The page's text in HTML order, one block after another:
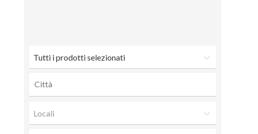
Tutti i prodotti selezionati
Locali